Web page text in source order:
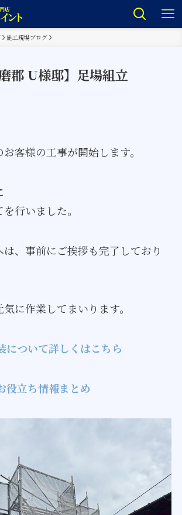
施工現場ブログ
郡 U様邸】足場組立
客様の工事が開始します。
行いました。
は、事前にご挨拶も完了しており
に作業してまいります。
ついて詳しくはこちら
立ち情報まとめ